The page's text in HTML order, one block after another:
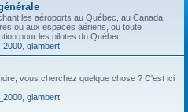
les aéroports au Québec, au Canada,
ou aux espaces aériens, ou toute
pour les pilotes du Québec.
glambert
vous cherchez quelque chose ? C'est ici
glambert